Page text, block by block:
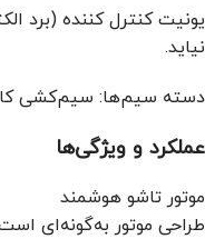
یونیت کنترل کننده (برد
نیاید.
دسته سیم‌ها: سیم‌کشی
عملکرد و ویژگی‌ها
موتور تاشو هوشمند
طراحی موتور به‌گونه‌ای